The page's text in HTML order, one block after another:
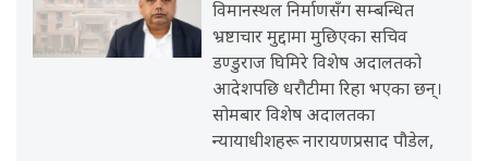
विमानस्थल निर्माणसँग सम्बन्धित
भ्रष्टाचार मुद्दामा मुछिएका सचिव
डण्डुराज घिमिरे विशेष अदालतको
आदेशपछि धरौटीमा रिहा भएका छन्।
सोमबार विशेष अदालतका
न्यायाधीशहरू नारायणप्रसाद पौडेल,